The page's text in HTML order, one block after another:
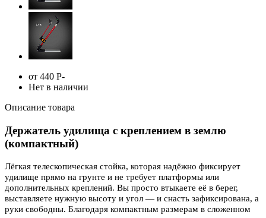
от 440 Р-
Нет в наличии
Описание товара
Держатель удилища с креплением в землю
(компактный)
Лёгкая телескопическая стойка, которая надёжно фиксирует
удилище прямо на грунте и не требует платформы или
дополнительных креплений. Вы просто втыкаете её в берег,
выставляете нужную высоту и угол — и снасть зафиксирована, а
руки свободны. Благодаря компактным размерам в сложенном